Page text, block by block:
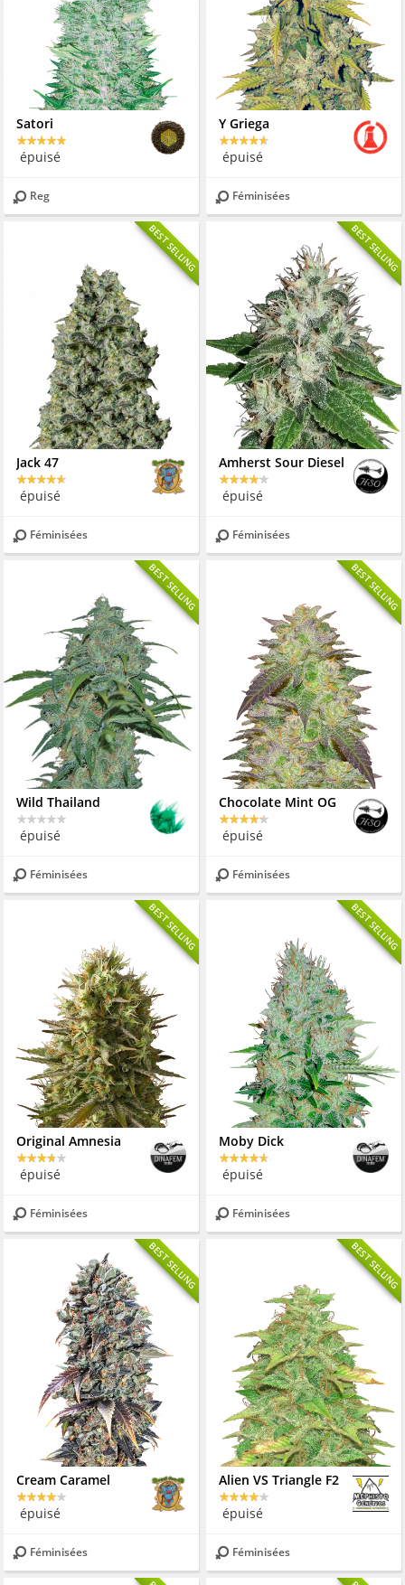
Satori
épuisé
Reg
Y Griega
épuisé
Féminisées
BEST SELLING
Jack 47
épuisé
Féminisées
BEST SELLING
Amherst Sour Diesel
épuisé
Féminisées
BEST SELLING
Wild Thailand
épuisé
Féminisées
BEST SELLING
Chocolate Mint OG
épuisé
Féminisées
BEST SELLING
Original Amnesia
épuisé
Féminisées
BEST SELLING
Moby Dick
épuisé
Féminisées
BEST SELLING
Cream Caramel
épuisé
Féminisées
BEST SELLING
Alien VS Triangle F2
épuisé
Féminisées